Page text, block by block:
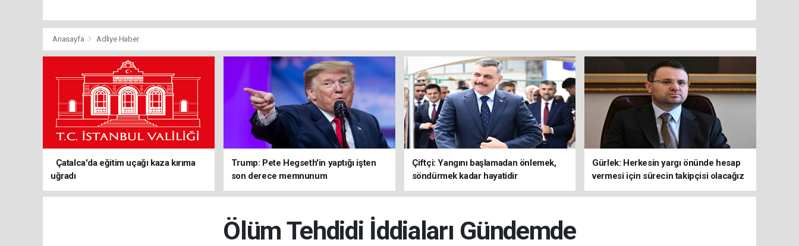
Anasayfa Adliye Haber
Çatalca'da eğitim uçağı kaza kırıma
uğradı
Trump: Pete Hegseth'in yaptığı işten
son derece memnunum
Çiftçi: Yangını başlamadan önlemek,
söndürmek kadar hayatidir
Gürlek: Herkesin yargı önünde hesap
vermesi için sürecin takipçisi olacağız
Ölüm Tehdidi İddiaları Gündemde